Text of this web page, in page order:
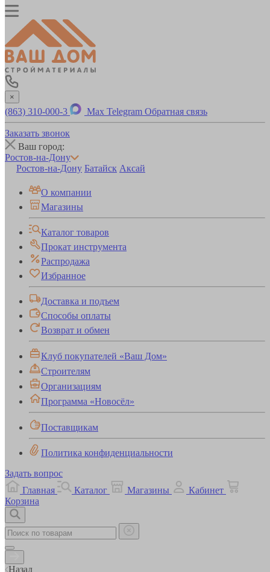
×
(863) 310-000-3 Max Telegram Обратная связь
Заказать звонок
Ваш город:
Ростов-на-Дону
Ростов-на-Дону Батайск Аксай
О компании
Магазины
Каталог товаров
Прокат инструмента
Распродажа
Избранное
Доставка и подъем
Способы оплаты
Возврат и обмен
Клуб покупателей «Ваш Дом»
Строителям
Организациям
Программа «Новосёл»
Поставщикам
Политика конфиденциальности
Задать вопрос
Главная
Каталог Магазины
Кабинет
Корзина
Назад